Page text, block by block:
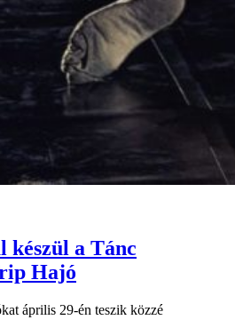
készül a Tánc
Hajó
április 29-én teszik közzé